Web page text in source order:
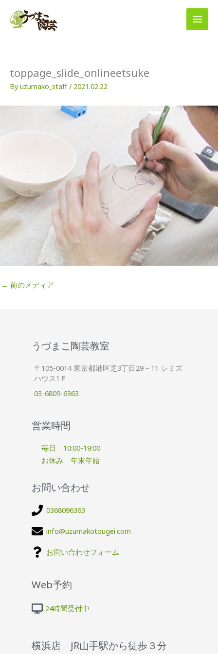
toppage_slide_onlineetsuke
Byuzumako_staff/ 2021.02.22
← 前のメディア
うづまこ陶芸教室
〒105-0014 東京都港区芝3丁目29－11 シミズ
ハウス1Ｆ
03-6809-6363
営業時間
毎日 10:00-19:00
お休み 年末年始
お問い合わせ
0368096363
info@uzumakotougei.com
お問い合わせフォーム
Web予約
24時間受付中
横浜店 JR山手駅から徒歩３分